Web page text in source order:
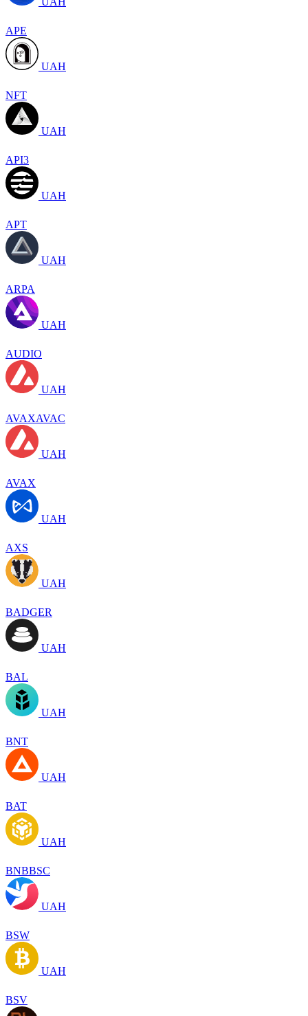
APE
UAH
NFT
UAH
API3
UAH
APT
UAH
ARPA
UAH
AUDIO
UAH
AVAXAVAC
UAH
AVAX
UAH
AXS
UAH
BADGER
UAH
BAL
UAH
BNT
UAH
BAT
UAH
BNBBSC
UAH
BSW
UAH
BSV